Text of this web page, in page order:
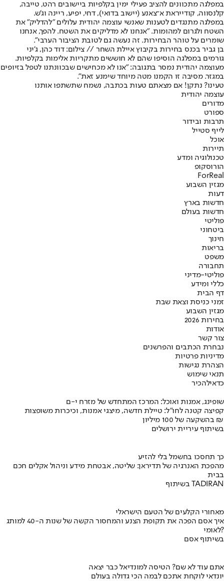
במפלגה מתכוונים להציב פעילי ימין בקלפיות ביישובים רהט, טייבה,
קלנסווה, קודייראת א־צאנע (יישוב בדואי), דחי, יפיע, ריינה וג'ש.
במפלגה מתנגדים לטענות שאנשי עוצמה יהודית עלולים "להדליק" את
השטח ולגרום למהומות. "אנחנו לא מדליקים את השטח. להפך, אנחנו
שומרים על טוהר הבחירות. זה נעשה גם לטובת הציבור הערבי".
בן גביר בכנס בחירות בקיבוץ איילת השחר // צילום: דוד כהן, ג'יני
גורמים במפלגה הוסיפו שהם לא חוששים מתקריות אלימות בקלפיות.
מעוצמה יהודית נמסר בתגובה: "אנו לא מכחישים שבכוונתנו לטפל בזיופים
במגזר. מסיבה זו הקמנו מטה מיוחד שימנע זאת".
טעינו? נתקן! אם מצאתם טעות בכתבה, נשמח שתשתפו אותנו
עוצמה יהודית
מדורים
ספורט
תרבות ובידור
לייף סטייל
אוכל
תיירות
טכנולוגיה ומדע
הורוסקופ
ForReal
מגזין השבוע
דעות
חדשות בארץ
חדשות בעולם
פוליטי
ביטחוני
חינוך
בריאות
משפט
תחבורה
פוליטי-מדיני
כללי ומידע
דף הבית
זמני כניסת וצאת שבת
מגזין השבוע
בחירות 2026
אודות
צור קשר
נבחרת הכתבים והפרשנים
מדיניות פרטיות
הצהרת נגישות
תנאי שימוש
כדאילהכיר
שופינג, אמנות ואוכל: המרכז המתחדש של מזרח י-ם
קפיצה קטנה לחו"ל: טיילת חדשה, מיצגי אמנות, וכיכרות משופצות
בהשקעה של 100 מיליון ₪
בשיתוף עיריית ירושלים
כך תחסכו בחשמל בלי להזיע
מהפכת האנרגיה של תדיראן: שליטה, אבטחת מידע וניהול אקלים חכם
בבית
בשיתוף TADIRAN
מאחורי הקלעים של הטעם הישראלי
איך אסם הפכה את תקופת הצנע והמחסור הקשה של שנות ה-40 למותג
לאומי?
בשיתוף אסם
אתם עוד לא שם? הטיסה למונדיאל כבר יצאה
יונדאי לוקחת אתכם לבמה הכי גדולה בעולם